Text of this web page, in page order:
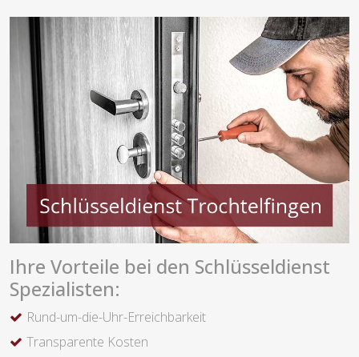
Ihre Vorteile bei den Schlüsseldienst
Spezialisten:
Rund-um-die-Uhr-Erreichbarkeit
Transparente Kosten